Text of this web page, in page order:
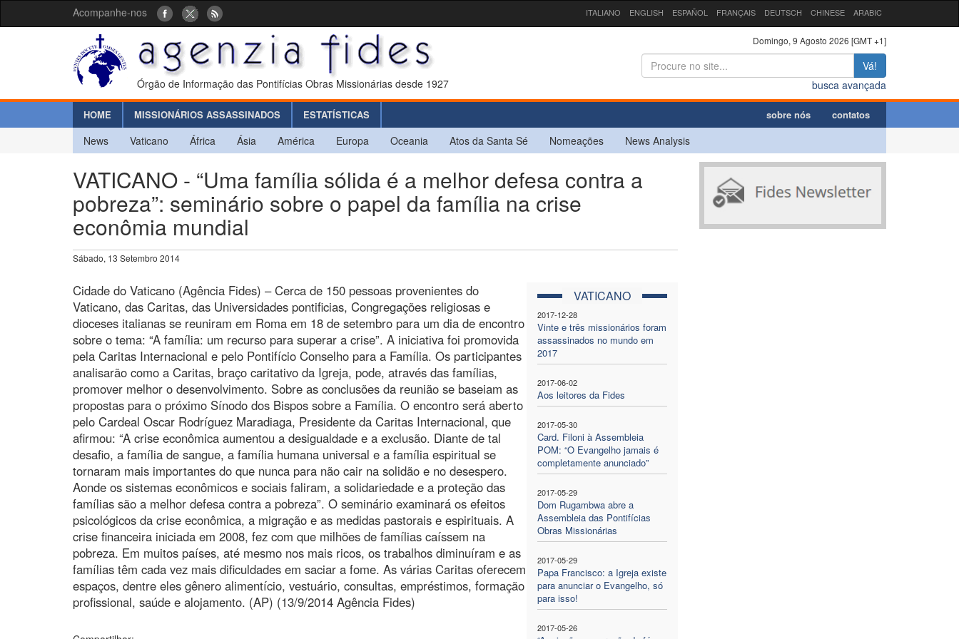
Acompanhe-nos ITALIANO ENGLISH ESPAÑOL FRANÇAIS DEUTSCH CHINESE ARABIC
Órgão de Informação das Pontifícias Obras Missionárias desde 1927
Domingo, 9 Agosto 2026 [GMT +1]
Vá!
busca avançada
HOME MISSIONÁRIOS ASSASSINADOS ESTATÍSTICAS sobre nós contatos
News Vaticano África Ásia América Europa Oceania Atos da Santa Sé Nomeações News Analysis
VATICANO - “Uma família sólida é a melhor defesa contra a
pobreza”: seminário sobre o papel da família na crise
econômia mundial
Sábado, 13 Setembro 2014
VATICANO
2017-12-28
Vinte e três missionários foram
assassinados no mundo em
2017
2017-06-02
Aos leitores da Fides
2017-05-30
Card. Filoni à Assembleia
POM: “O Evangelho jamais é
completamente anunciado”
2017-05-29
Dom Rugambwa abre a
Assembleia das Pontifícias
Obras Missionárias
2017-05-29
Papa Francisco: a Igreja existe
para anunciar o Evangelho, só
para isso!
2017-05-26
Cidade do Vaticano (Agência Fides) – Cerca de 150 pessoas provenientes do
Vaticano, das Caritas, das Universidades pontificias, Congregações religiosas e
dioceses italianas se reuniram em Roma em 18 de setembro para um dia de encontro
sobre o tema: “A família: um recurso para superar a crise”. A iniciativa foi promovida
pela Caritas Internacional e pelo Pontifício Conselho para a Família. Os participantes
analisarão como a Caritas, braço caritativo da Igreja, pode, através das famílias,
promover melhor o desenvolvimento. Sobre as conclusões da reunião se baseiam as
propostas para o próximo Sínodo dos Bispos sobre a Família. O encontro será aberto
pelo Cardeal Oscar Rodríguez Maradiaga, Presidente da Caritas Internacional, que
afirmou: “A crise econômica aumentou a desigualdade e a exclusão. Diante de tal
desafio, a família de sangue, a família humana universal e a família espiritual se
tornaram mais importantes do que nunca para não cair na solidão e no desespero.
Aonde os sistemas econômicos e sociais faliram, a solidariedade e a proteção das
famílias são a melhor defesa contra a pobreza”. O seminário examinará os efeitos
psicológicos da crise econômica, a migração e as medidas pastorais e espirituais. A
crise financeira iniciada em 2008, fez com que milhões de famílias caíssem na
pobreza. Em muitos países, até mesmo nos mais ricos, os trabalhos diminuíram e as
famílias têm cada vez mais dificuldades em saciar a fome. As várias Caritas oferecem
espaços, dentre eles gênero alimentício, vestuário, consultas, empréstimos, formação
profissional, saúde e alojamento. (AP) (13/9/2014 Agência Fides)